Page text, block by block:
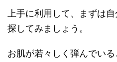
上手に利用して、まずは
探してみましょう。
お肌が若々しく弾んでい